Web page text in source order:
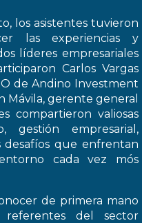
los asistentes tuvieron
las experiencias y
líderes empresariales
Carlos Vargas
de Andino Investment
Mávila, gerente general
compartieron valiosas
gestión empresarial,
desafíos que enfrentan
cada vez mós
de primera mano
referentes del sector